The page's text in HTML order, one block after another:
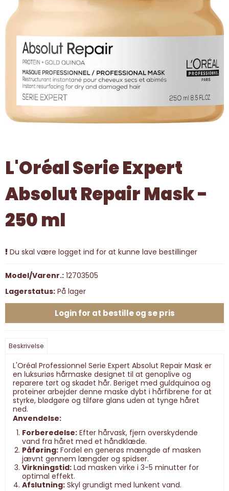
L'Oréal Serie Expert
Absolut Repair Mask -
250 ml
Du skal være logget ind for at kunne lave bestillinger
Model/Varenr.: 12703505
Lagerstatus: På lager
Login for at bestille og se pris
Beskrivelse
L'Oréal Professionnel Serie Expert Absolut Repair Mask er
en luksuriøs hårmaske designet til at genoplive og
reparere tørt og skadet hår. Beriget med guldquinoa og
proteiner arbejder denne maske dybt i hårfibrene for at
styrke, blødgøre og tilføre glans uden at tynge håret
ned.
Anvendelse:
Forberedelse:Efter hårvask, fjern overskydende
vand fra håret med et håndklæde.
Påføring:Fordel en generøs mængde af masken
jævnt gennem længder og spidser.
Virkningstid:Lad masken virke i 3-5 minutter for
optimal effekt.
Afslutning:Skyl grundigt med lunkent vand.